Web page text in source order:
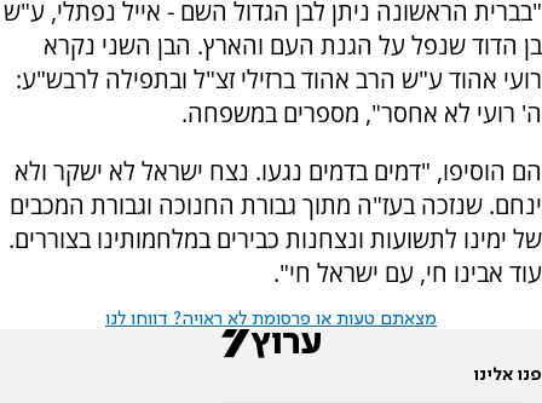
"בברית הראשונה ניתן לבן הגדול השם - אייל נפתלי, ע"ש
בן הדוד שנפל על הגנת העם והארץ. הבן השני נקרא
רועי אהוד ע"ש הרב אהוד ברזילי זצ"ל ובתפילה לרבש"ע:
ה' רועי לא אחסר", מספרים במשפחה.
הם הוסיפו, "דמים בדמים נגעו. נצח ישראל לא ישקר ולא
ינחם. שנזכה בעז"ה מתוך גבורת החנוכה וגבורת המכבים
של ימינו לתשועות ונצחנות כבירים במלחמותינו בצוררים.
עוד אבינו חי, עם ישראל חי".
מצאתם טעות או פרסומת לא ראויה? דווחו לנו
פנו אלינו